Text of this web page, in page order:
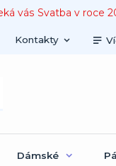
vás Svatba v roce
Kontakty
Dámské